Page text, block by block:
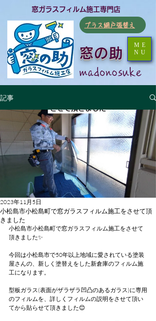
窓の助
​窓ガラスフィルム施工専門店
​madonosuke
​プラス網戸張替え
ME
NU
記事
小松島市小松島町で窓ガラスフィルム施工をさせて頂
きました
2023年11月5日
小松島市小松島町で窓ガラスフィルム施工をさせて
頂きました✨
今回は小松島市で50年以上地域に愛されている塗装
屋さんの、新しく塗替えをした新倉庫のフィルム施
工になります。
型板ガラス(表面がザラザラ凹凸のあるガラス)に専用
のフィルムを、詳しくフィルムの説明をさせて頂い
てから貼らせて頂きました😊